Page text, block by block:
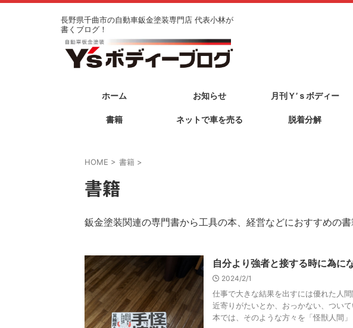
長野県千曲市の自動車鈑金塗装専門店 代表小林が
書くブログ！
ホーム お知らせ 月刊Ｙ’ｓボディー
書籍 ネットで車を売る 脱着分解
HOME > 書籍 >
書籍
鈑金塗装関連の専門書から工具の本、経営などにおすすめの書
自分より強者と接する時に為に
2024/2/1
仕事で大きな結果を出すには優れた人
近寄りがたいとか、おっかない、つい
本では、そのような方々を「怪獣人間